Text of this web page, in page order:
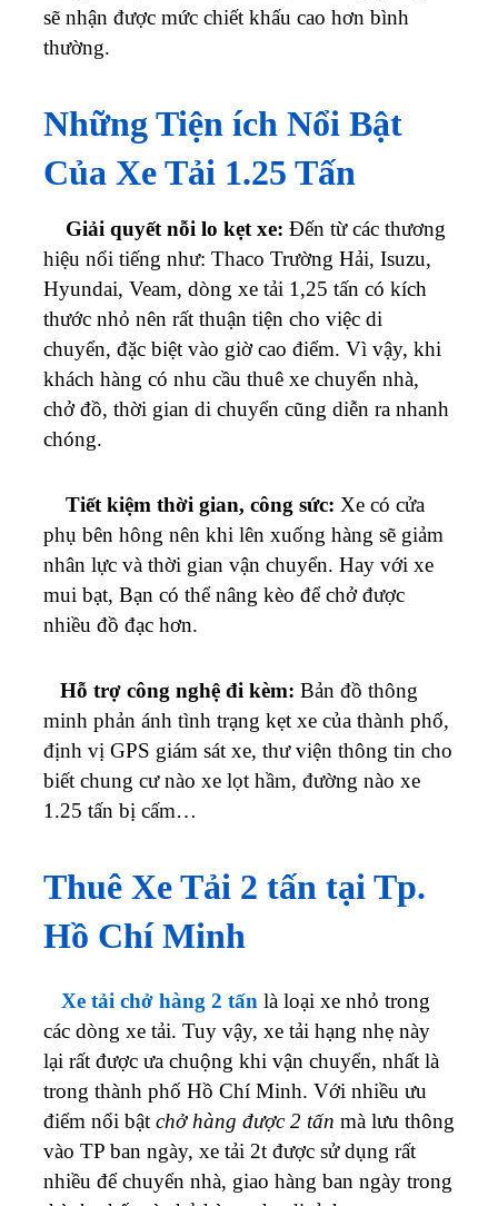
sẽ nhận được mức chiết khấu cao hơn bình
thường.
Những Tiện ích Nổi Bật
Của Xe Tải 1.25 Tấn
Giải quyết nỗi lo kẹt xe: Đến từ các thương
hiệu nổi tiếng như: Thaco Trường Hải, Isuzu,
Hyundai, Veam, dòng xe tải 1,25 tấn có kích
thước nhỏ nên rất thuận tiện cho việc di
chuyển, đặc biệt vào giờ cao điểm. Vì vậy, khi
khách hàng có nhu cầu thuê xe chuyển nhà,
chở đồ, thời gian di chuyển cũng diễn ra nhanh
chóng.
Tiết kiệm thời gian, công sức: Xe có cửa
phụ bên hông nên khi lên xuống hàng sẽ giảm
nhân lực và thời gian vận chuyển. Hay với xe
mui bạt, Bạn có thể nâng kèo để chở được
nhiều đồ đạc hơn.
Hỗ trợ công nghệ đi kèm: Bản đồ thông
minh phản ánh tình trạng kẹt xe của thành phố,
định vị GPS giám sát xe, thư viện thông tin cho
biết chung cư nào xe lọt hầm, đường nào xe
1.25 tấn bị cấm…
Thuê Xe Tải 2 tấn tại Tp.
Hồ Chí Minh
Cho
thuê
xe
tải
Xe tải chở hàng 2 tấn là loại xe nhỏ trong
các dòng xe tải. Tuy vậy, xe tải hạng nhẹ này
lại rất được ưa chuộng khi vận chuyển, nhất là
trong thành phố Hồ Chí Minh. Với nhiều ưu
điểm nổi bật chở hàng được 2 tấn mà lưu thông
vào TP ban ngày, xe tải 2t được sử dụng rất
nhiều để chuyển nhà, giao hàng ban ngày trong